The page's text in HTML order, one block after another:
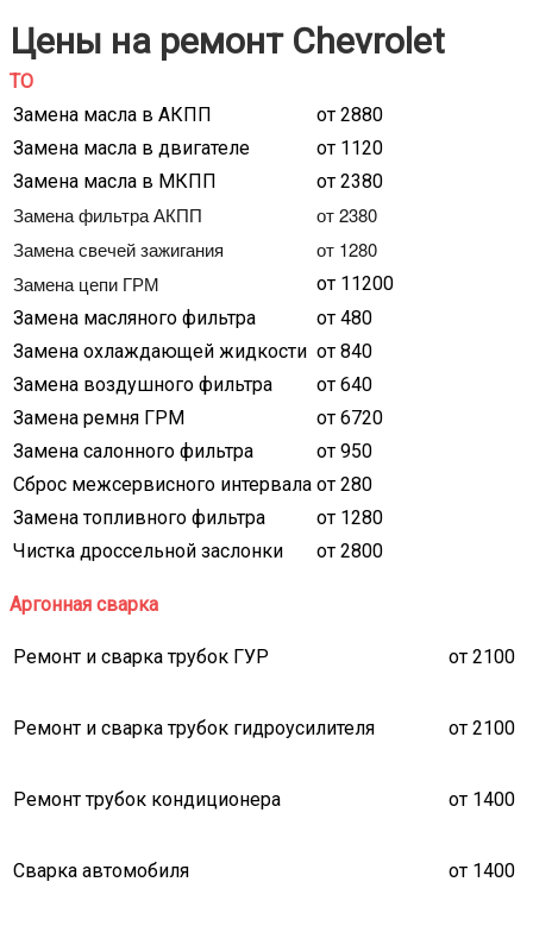
Цены на ремонт Chevrolet
ТО
Замена масла в АКПП
от 2880
Замена масла в двигателе
от 1120
Замена масла в МКПП
от 2380
Замена фильтра АКПП
от 2380
Замена свечей зажигания
от 1280
Замена цепи ГРМ
от 11200
Замена масляного фильтра
от 480
Замена охлаждающей жидкости от 840
Замена воздушного фильтра
от 640
Замена ремня ГРМ
от 6720
Замена салонного фильтра
от 950
Сброс межсервисного интервала от 280
Замена топливного фильтра
от 1280
Чистка дроссельной заслонки
от 2800
Аргонная сварка
Ремонт и сварка трубок ГУР от 2100
Ремонт и сварка трубок гидроусилителя от 2100
Ремонт трубок кондиционера от 1400
Сварка автомобиля от 1400